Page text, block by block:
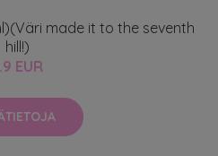
made it to the seventh
hill!)
EUR